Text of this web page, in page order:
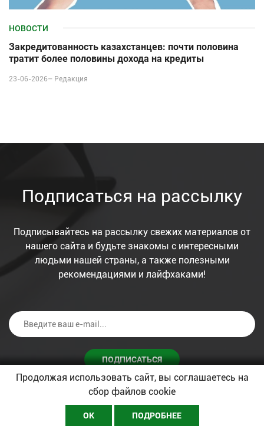
НОВОСТИ
Закредитованность казахстанцев: почти половина
тратит более половины дохода на кредиты
23-06-2026– Редакция
Подписаться на рассылку
Подписывайтесь на рассылку свежих материалов от
нашего сайта и будьте знакомы с интересными
людьми нашей страны, а также полезными
рекомендациями и лайфхаками!
ПОДПИСАТЬСЯ
Я согласен с условиями обработкиперсональных данных
Продолжая использовать сайт, вы соглашаетесь на
сбор файлов cookie
ОК ПОДРОБНЕЕ